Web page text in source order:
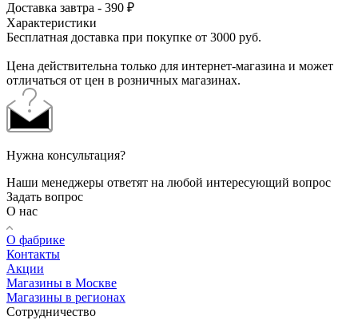
Доставка завтра - 390 ₽
Характеристики
Бесплатная доставка при покупке от 3000 руб.
Цена действительна только для интернет-магазина и может
отличаться от цен в розничных магазинах.
Нужна консультация?
Наши менеджеры ответят на любой интересующий вопрос
Задать вопрос
О нас
О фабрике
Контакты
Акции
Магазины в Москве
Магазины в регионах
Сотрудничество